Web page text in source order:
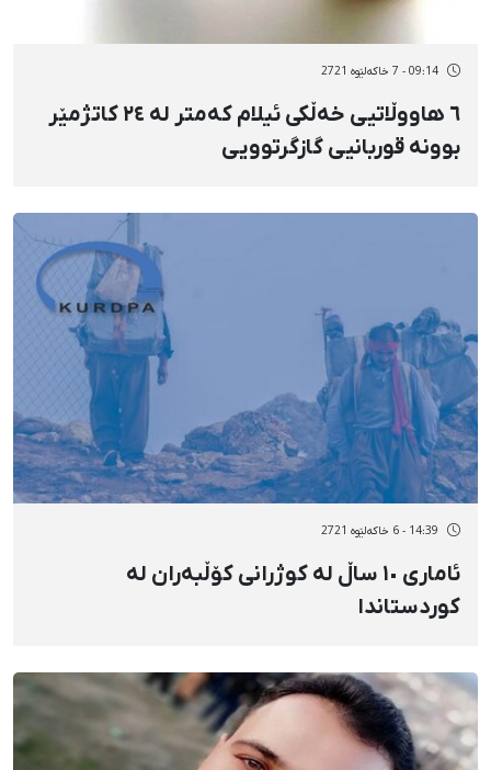
09:14 - 7 خاکەلێوه 2721
٦ هاووڵاتیی خەڵکی ئیلام کەمتر لە ٢٤ کاتژمێر
بوونە قوربانیی گازگرتوویی
14:39 - 6 خاکەلێوه 2721
ئاماری ١٠ ساڵ لە کوژرانی کۆڵبەران لە
کوردستاندا